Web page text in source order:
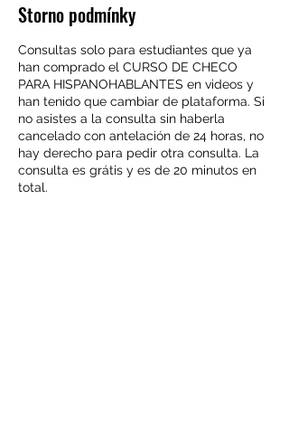
Storno podmínky
Consultas solo para estudiantes que ya
han comprado el CURSO DE CHECO
PARA HISPANOHABLANTES en videos y
han tenido que cambiar de plataforma. Si
no asistes a la consulta sin haberla
cancelado con antelación de 24 horas, no
hay derecho para pedir otra consulta. La
consulta es grátis y es de 20 minutos en
total.